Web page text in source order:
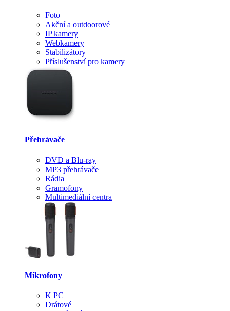
Foto
Akční a outdoorové
IP kamery
Webkamery
Stabilizátory
Příslušenství pro kamery
Přehrávače
DVD a Blu-ray
MP3 přehrávače
Rádia
Gramofony
Multimediální centra
Mikrofony
K PC
Drátové